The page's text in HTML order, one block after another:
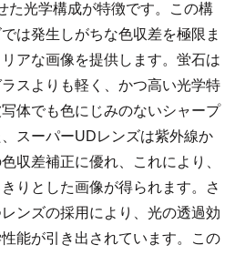
た光学構成が特徴です。この構
は発生しがちな色収差を極限ま
アな画像を提供します。蛍石は
スよりも軽く、かつ高い光学特
体でも色にじみのないシャープ
スーパーUDレンズは紫外線か
収差補正に優れ、これにより、
りとした画像が得られます。さ
ンズの採用により、光の透過効
能が引き出されています。この